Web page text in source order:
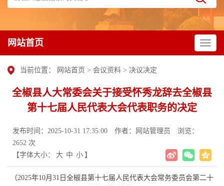
网站首页
当前位置： 网站首页 > 会议资料 > 决议决定
全椒县人大常委会关于接受怀秀龙辞去全椒县
第十七届人民代表大会代表职务的决定
发布时间：2025-10-31 17:35:00 作者：网站管理员
浏览：
2652 次
【字体大小：
大 中 小 】
（2025年10月31日全椒县第十七届人民代表大会常务委员会第二十